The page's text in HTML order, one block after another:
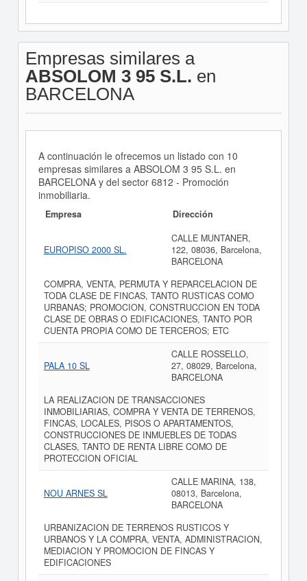
Empresas similares a
ABSOLOM 3 95 S.L. en
BARCELONA
A continuación le ofrecemos un listado con 10
empresas similares a ABSOLOM 3 95 S.L. en
BARCELONA y del sector 6812 - Promoción
inmobiliaria.
Empresa Dirección
EUROPISO 2000 SL.
CALLE MUNTANER,
122, 08036, Barcelona,
BARCELONA
COMPRA, VENTA, PERMUTA Y REPARCELACION DE
TODA CLASE DE FINCAS, TANTO RUSTICAS COMO
URBANAS; PROMOCION, CONSTRUCCION EN TODA
CLASE DE OBRAS O EDIFICACIONES, TANTO POR
CUENTA PROPIA COMO DE TERCEROS; ETC
PALA 10 SL
CALLE ROSSELLO,
27, 08029, Barcelona,
BARCELONA
LA REALIZACION DE TRANSACCIONES
INMOBILIARIAS, COMPRA Y VENTA DE TERRENOS,
FINCAS, LOCALES, PISOS O APARTAMENTOS,
CONSTRUCCIONES DE INMUEBLES DE TODAS
CLASES, TANTO DE RENTA LIBRE COMO DE
PROTECCION OFICIAL
NOU ARNES SL
CALLE MARINA, 138,
08013, Barcelona,
BARCELONA
URBANIZACION DE TERRENOS RUSTICOS Y
URBANOS Y LA COMPRA, VENTA, ADMINISTRACION,
MEDIACION Y PROMOCION DE FINCAS Y
EDIFICACIONES